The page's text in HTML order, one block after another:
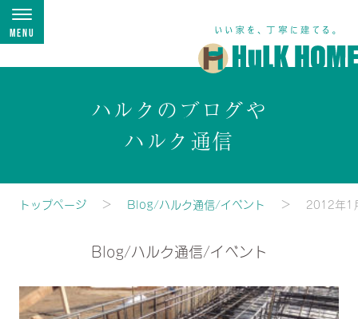
Menu
ハルクのブログや
ハルク通信
トップページ Blog/ハルク通信/イベント 2012年1
Blog/ハルク通信/イベント